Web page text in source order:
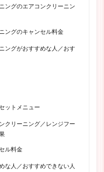
ングのエアコンクリーニン
ングのキャンセル料金
ングがおすすめな人／おす
ットメニュー
クリーニング／レンジフー
ル料金
な人／おすすめできない人